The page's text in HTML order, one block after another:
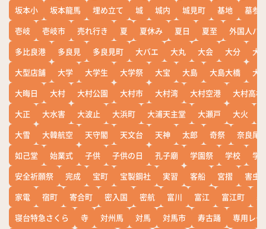
坂本小
坂本龍馬 埋め立て 城 城内 城見町 基地
墓参
壱岐
壱岐市 売れ行き 夏 夏休み 夏日 夏至
外国人バ
多比良港
多良見 多良見町 大バエ 大丸 大会 大分
大
大型店舗
大学 大学生 大学祭 大宝 大島 大島大橋
大
大晦日
大村 大村公園 大村市 大村湾 大村空港
大村高校
大正
大水害 大波止 大浜町 大浦天主堂 大瀬戸 大火
大雪
大韓航空 天守閣 天文台 天神 太郎 奇祭
奈良尾
如己堂
始業式 子供 子供の日 孔子廟 学園祭 学校
学
安全祈願祭
完成 宝町 宝製鋼社 実習 客船 宮摺
害虫
家電
宿町 寄合町 密入国 密航 富川 富江 富江町
寝台特急さくら
寺 対州馬 対馬 対馬市 寿古踊 専用レー